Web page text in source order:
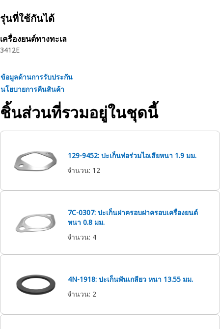
รุ่นที่ใช้กันได้
เครื่องยนต์ทางทะเล
3412E
ข้อมูลด้านการรับประกัน
นโยบายการคืนสินค้า
ชิ้นส่วนที่รวมอยู่ในชุดนี้
129-9452: ปะเก็นท่อร่วมไอเสียหนา 1.9 มม.
จำนวน: 12
7C-0307: ปะเก็นฝาครอบฝาครอบเครื่องยนต์
หนา 0.8 มม.
จำนวน: 4
4N-1918: ปะเก็นพันเกลียว หนา 13.55 มม.
จำนวน: 2